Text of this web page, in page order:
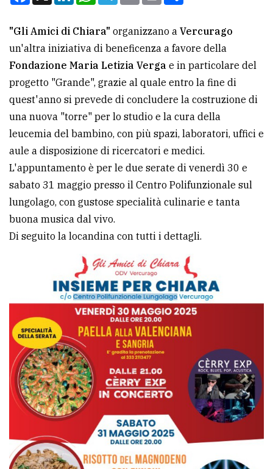
CERCA
Cerca
per
comune
Ricerca
avanzata
ALTRE
TESTATE
PRIVACY
Privacy
policy
Cookie
policy
"Gli Amici di Chiara" organizzano a Vercurago
un'altra iniziativa di beneficenza a favore della
Fondazione Maria Letizia Verga e in particolare del
progetto "Grande", grazie al quale entro la fine di
quest'anno si prevede di concludere la costruzione di
una nuova "torre" per lo studio e la cura della
leucemia del bambino, con più spazi, laboratori, uffici e
aule a disposizione di ricercatori e medici.
L'appuntamento è per le due serate di venerdì 30 e
sabato 31 maggio presso il Centro Polifunzionale sul
lungolago, con gustose specialità culinarie e tanta
buona musica dal vivo.
Di seguito la locandina con tutti i dettagli.